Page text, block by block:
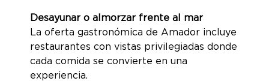
Desayunar o almorzar frente al mar
La oferta gastronómica de Amador incluye
restaurantes con vistas privilegiadas donde
cada comida se convierte en una
experiencia.